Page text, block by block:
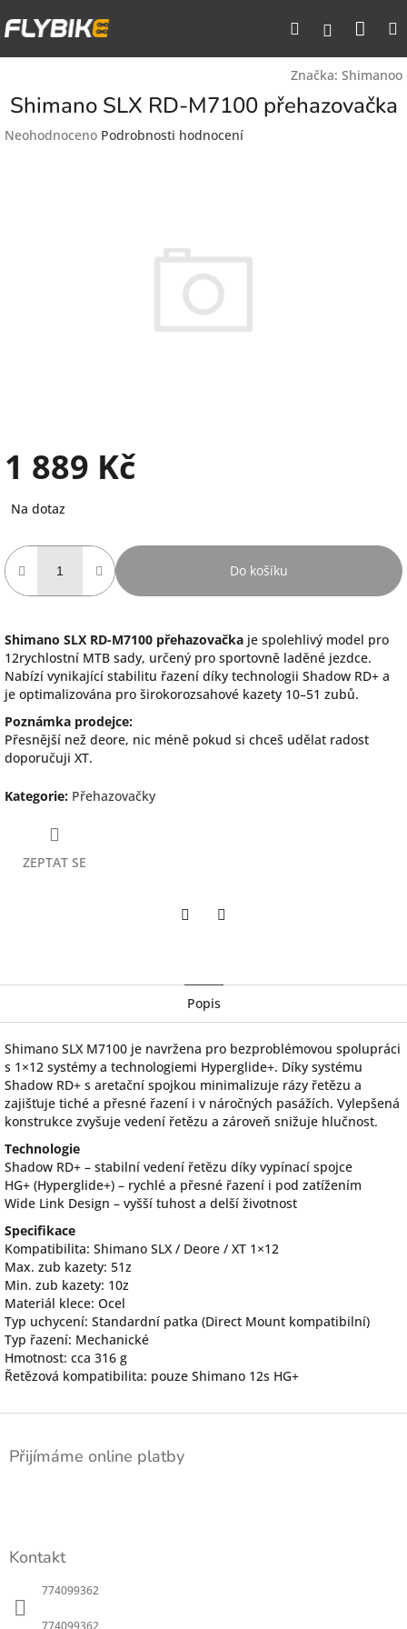
na
Hledat
Značka: Shimanoo
Shimano SLX RD-M7100 přehazovačka
Průměrné
Neohodnoceno Podrobnosti hodnocení
1 889 Kč
cena:
Na dotaz
Do košíku
Shimano SLX RD-M7100 přehazovačka je spolehlivý model pro
12rychlostní MTB sady, určený pro sportovně laděné jezdce.
Nabízí vynikající stabilitu řazení díky technologii Shadow RD+ a
je optimalizována pro širokorozsahové kazety 10–51 zubů.
Poznámka prodejce:
Přesnější než deore, nic méně pokud si chceš udělat radost
doporučuji XT.
Kategorie: Přehazovačky
ZEPTAT SE
Popis
Shimano SLX M7100 je navržena pro bezproblémovou spolupráci
s 1×12 systémy a technologiemi Hyperglide+. Díky systému
Shadow RD+ s aretační spojkou minimalizuje rázy řetězu a
zajišťuje tiché a přesné řazení i v náročných pasážích. Vylepšená
konstrukce zvyšuje vedení řetězu a zároveň snižuje hlučnost.
Technologie
Shadow RD+ – stabilní vedení řetězu díky vypínací spojce
HG+ (Hyperglide+) – rychlé a přesné řazení i pod zatížením
Wide Link Design – vyšší tuhost a delší životnost
Specifikace
Kompatibilita: Shimano SLX / Deore / XT 1×12
Max. zub kazety: 51z
Min. zub kazety: 10z
Materiál klece: Ocel
Typ uchycení: Standardní patka (Direct Mount kompatibilní)
Typ řazení: Mechanické
Hmotnost: cca 316 g
Řetězová kompatibilita: pouze Shimano 12s HG+
Z
Přijímáme online platby
Kontakt
774099362
774099362